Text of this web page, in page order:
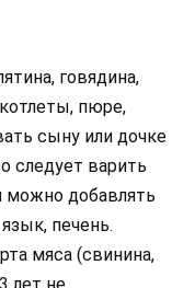
говядина,
пюре,
сыну или дочке
следует варить
можно добавлять
печень.
мяса (свинина,